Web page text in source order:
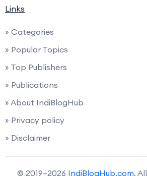
Links
» Categories
» Popular Topics
» Top Publishers
» Publications
» About IndiBlogHub
» Privacy policy
» Disclaimer
© 2019–2026 IndiBlogHub.com.